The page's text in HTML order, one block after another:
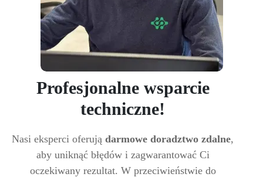
Profesjonalne wsparcie
techniczne!
Nasi eksperci oferują darmowe doradztwo zdalne,
aby uniknąć błędów i zagwarantować Ci
oczekiwany rezultat. W przeciwieństwie do